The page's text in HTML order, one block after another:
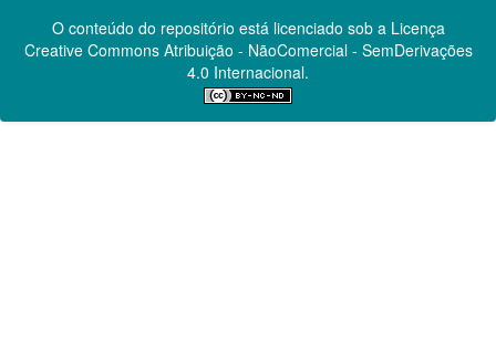
O conteúdo do repositório está licenciado sob a Licença
Creative CommonsAtribuição - NãoComercial - SemDerivações
4.0 Internacional.